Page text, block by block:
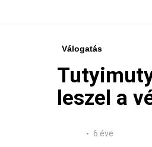
Válogatás
leszel a
6 éve